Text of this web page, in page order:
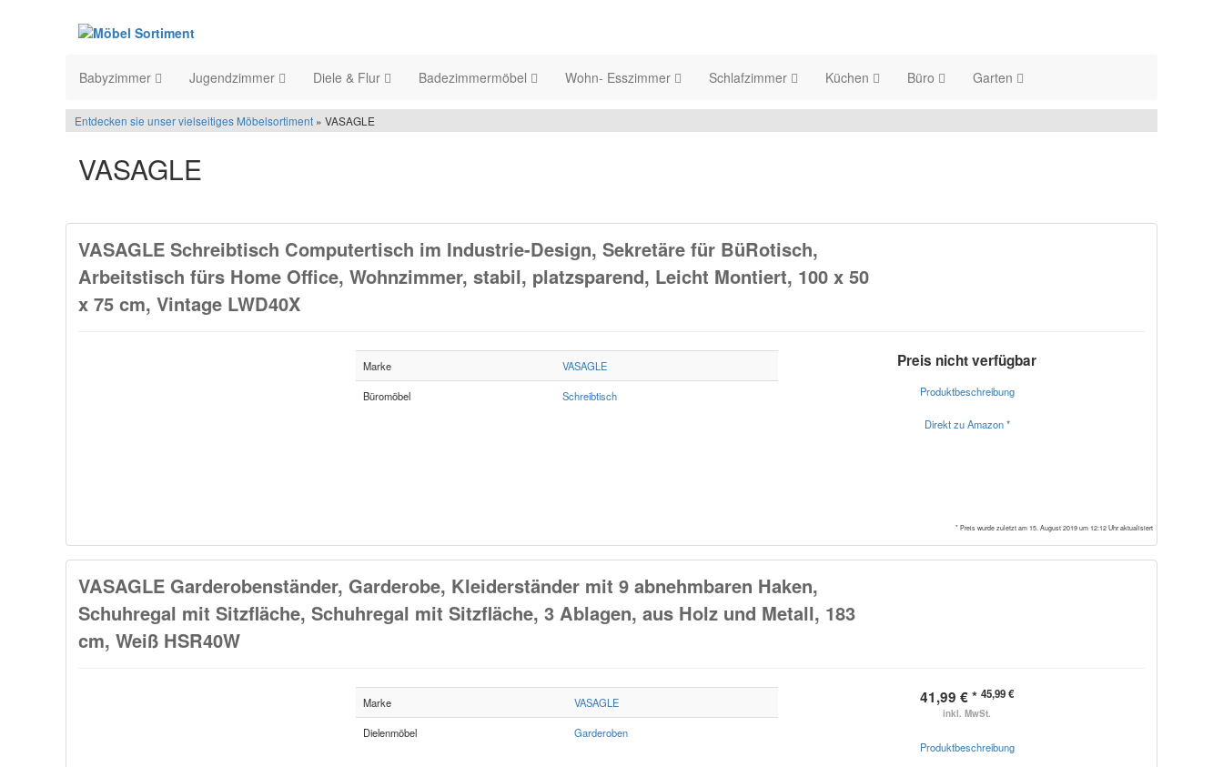
Babyzimmer Jugendzimmer Diele & Flur Badezimmermöbel Wohn- Esszimmer Schlafzimmer Küchen Büro Garten
Entdecken sie unser vielseitiges Möbelsortiment » VASAGLE
VASAGLE
VASAGLE Schreibtisch Computertisch im Industrie-Design, Sekretäre für BüRotisch,
Arbeitstisch fürs Home Office, Wohnzimmer, stabil, platzsparend, Leicht Montiert, 100 x 50
x 75 cm, Vintage LWD40X
Marke VASAGLE
Büromöbel Schreibtisch
Preis nicht verfügbar
Produktbeschreibung
Direkt zu Amazon *
* Preis wurde zuletzt am 15. August 2019 um 12:12 Uhr aktualisiert
VASAGLE Garderobenständer, Garderobe, Kleiderständer mit 9 abnehmbaren Haken,
Schuhregal mit Sitzfläche, Schuhregal mit Sitzfläche, 3 Ablagen, aus Holz und Metall, 183
cm, Weiß HSR40W
Marke VASAGLE
Dielenmöbel Garderoben
41,99 € *45,99 €
inkl. MwSt.
Produktbeschreibung